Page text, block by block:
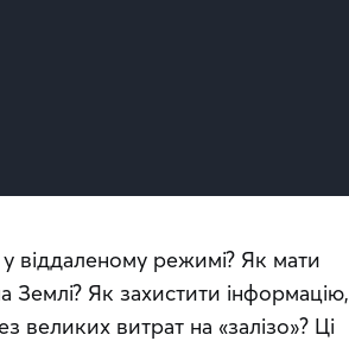
віддаленому режимі? Як мати
Як захистити інформацію,
великих витрат на «залізо»? Ці